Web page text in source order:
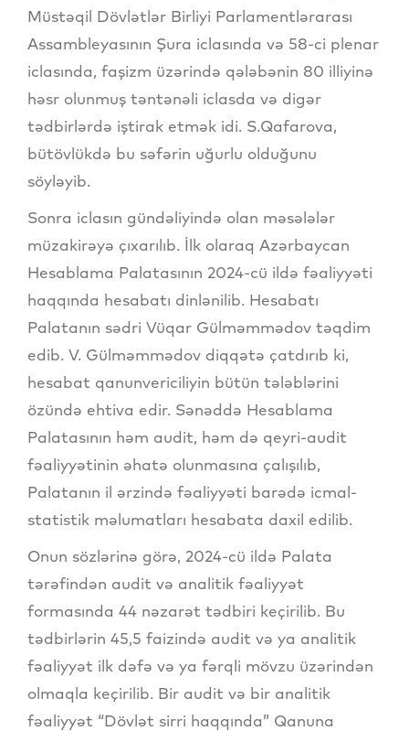
Müstəqil Dövlətlər Birliyi Parlamentlərarası
Assambleyasının Şura iclasında və 58-ci plenar
iclasında, faşizm üzərində qələbənin 80 illiyinə
həsr olunmuş təntənəli iclasda və digər
tədbirlərdə iştirak etmək idi. S.Qafarova,
bütövlükdə bu səfərin uğurlu olduğunu
söyləyib.
Sonra iclasın gündəliyində olan məsələlər
müzakirəyə çıxarılıb. İlk olaraq Azərbaycan
Hesablama Palatasının 2024-cü ildə fəaliyyəti
haqqında hesabatı dinlənilib. Hesabatı
Palatanın sədri Vüqar Gülməmmədov təqdim
edib. V. Gülməmmədov diqqətə çatdırıb ki,
hesabat qanunvericiliyin bütün tələblərini
özündə ehtiva edir. Sənəddə Hesablama
Palatasının həm audit, həm də qeyri-audit
fəaliyyətinin əhatə olunmasına çalışılıb,
Palatanın il ərzində fəaliyyəti barədə icmal-
statistik məlumatları hesabata daxil edilib.
Onun sözlərinə görə, 2024-cü ildə Palata
tərəfindən audit və analitik fəaliyyət
formasında 44 nəzarət tədbiri keçirilib. Bu
tədbirlərin 45,5 faizində audit və ya analitik
fəaliyyət ilk dəfə və ya fərqli mövzu üzərindən
olmaqla keçirilib. Bir audit və bir analitik
fəaliyyət “Dövlət sirri haqqında” Qanuna